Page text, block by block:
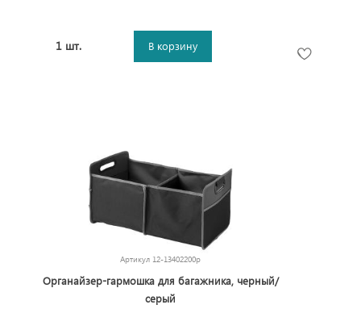
1 шт. В корзину
Артикул 12-13402200p
Органайзер-гармошка для багажника, черный/
серый